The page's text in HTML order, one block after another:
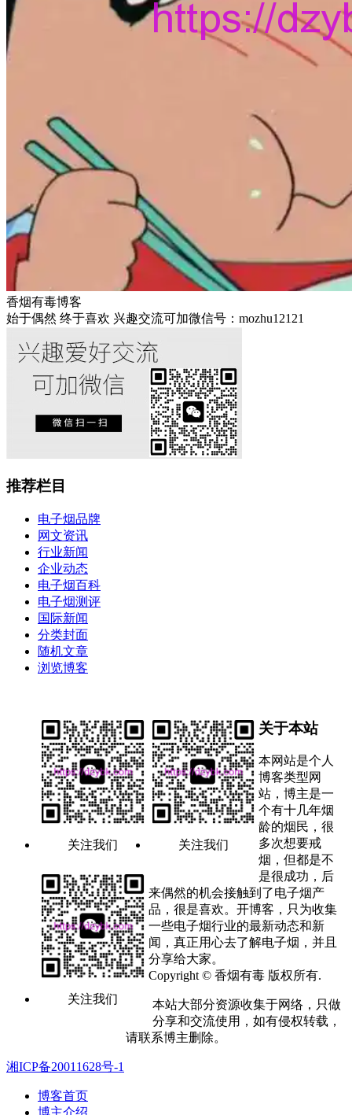
香烟有毒博客
始于偶然 终于喜欢 兴趣交流可加微信号：mozhu12121
推荐栏目
电子烟品牌
网文资讯
行业新闻
企业动态
电子烟百科
电子烟测评
国际新闻
分类封面
随机文章
浏览博客
关注我们 关注我们
关注我们
关于本站
本网站是个人
博客类型网
站，博主是一
个有十几年烟
龄的烟民，很
多次想要戒
烟，但都是不
是很成功，后
来偶然的机会接触到了电子烟产
品，很是喜欢。开博客，只为收集
一些电子烟行业的最新动态和新
闻，真正用心去了解电子烟，并且
分享给大家。
Copyright © 香烟有毒 版权所有.
本站大部分资源收集于网络，只做
分享和交流使用，如有侵权转载，
请联系博主删除。
湘ICP备20011628号-1
博客首页